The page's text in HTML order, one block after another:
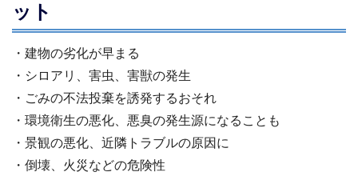
ット
・建物の劣化が早まる
・シロアリ、害虫、害獣の発生
・ごみの不法投棄を誘発するおそれ
・環境衛生の悪化、悪臭の発生源になることも
・景観の悪化、近隣トラブルの原因に
・倒壊、火災などの危険性